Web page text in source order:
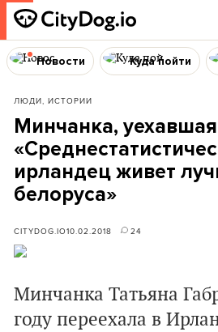
Новости Куда пойти
ЛЮДИ, ИСТОРИИ
Минчанка,
ирландец живет
белоруса»
CITYDOG.IO10.02.2018 24
Минчанка Татьяна
году переехала в